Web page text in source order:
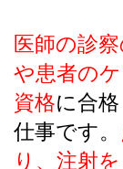
医師の診
や患者の
資格に合
仕事です。
り、注射